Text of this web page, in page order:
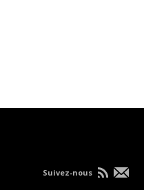
Suivez-nous